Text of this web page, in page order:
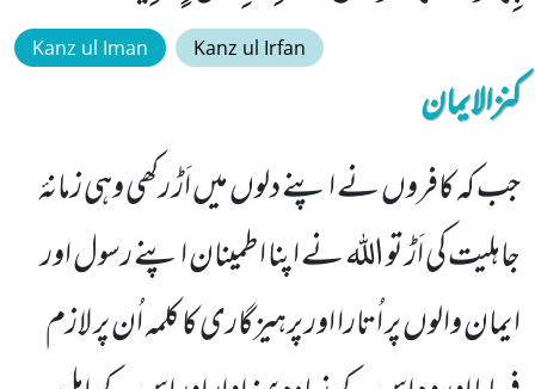
Kanz ul Iman Kanz ul Irfan
کنزالایمان
جب کہ کافروں نے اپنے دلوں میں اَڑ رکھی وہی زمانۂ
جاہلیت کی اَڑ تو اللہ نے اپنا اطمینان اپنے رسول اور
ایمان والوں پر اُتارا اور پرہیزگاری کا کلمہ اُن پر لازم